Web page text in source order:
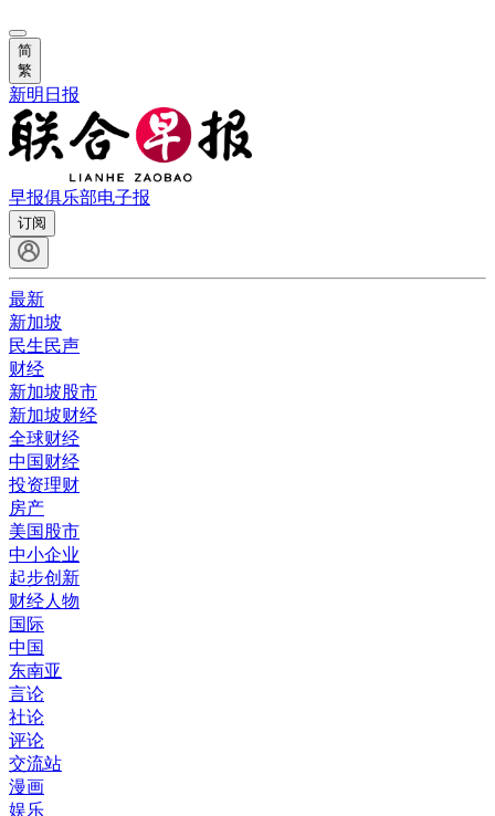
简
繁
新明日报
早报俱乐部电子报
订阅
最新
新加坡
民生民声
财经
新加坡股市
新加坡财经
全球财经
中国财经
投资理财
房产
美国股市
中小企业
起步创新
财经人物
国际
中国
东南亚
言论
社论
评论
交流站
漫画
娱乐